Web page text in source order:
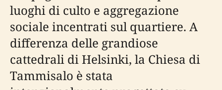
luoghi di culto e aggregazione
sociale incentrati sul quartiere. A
differenza delle grandiose
cattedrali di Helsinki, la Chiesa di
Tammisalo è stata